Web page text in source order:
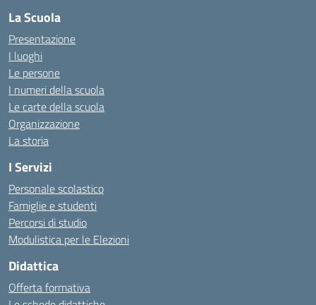
La Scuola
Presentazione
I luoghi
Le persone
I numeri della scuola
Le carte della scuola
Organizzazione
La storia
I Servizi
Personale scolastico
Famiglie e studenti
Percorsi di studio
Modulistica per le Elezioni
Didattica
Offerta formativa